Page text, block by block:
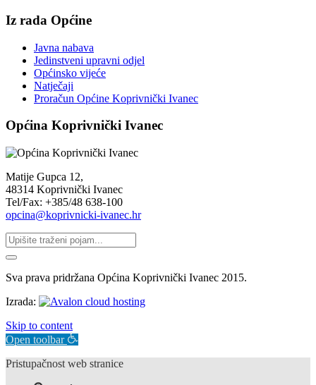
Iz rada Općine
Javna nabava
Jedinstveni upravni odjel
Općinsko vijeće
Natječaji
Proračun Općine Koprivnički Ivanec
Općina Koprivnički Ivanec
Matije Gupca 12,
48314 Koprivnički Ivanec
Tel/Fax: +385/48 638-100
opcina@koprivnicki-ivanec.hr
Sva prava pridržana Općina Koprivnički Ivanec 2015.
Izrada:
Skip to content
Open toolbar
Pristupačnost web stranice